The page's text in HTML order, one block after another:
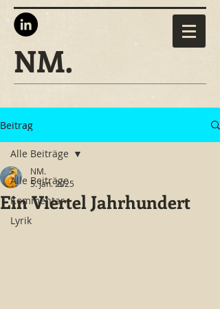
NM.
Beitrag
Alle Beiträge
Kommentar
Lyrik
Alle Beiträge
Ein Viertel Jahrhundert
NM.
5. Jan. 2025